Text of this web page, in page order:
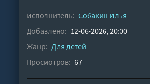
Исполнитель: Собакин Илья
Добавлено: 12-06-2026, 20:00
Жанр: Для детей
Просмотров: 67